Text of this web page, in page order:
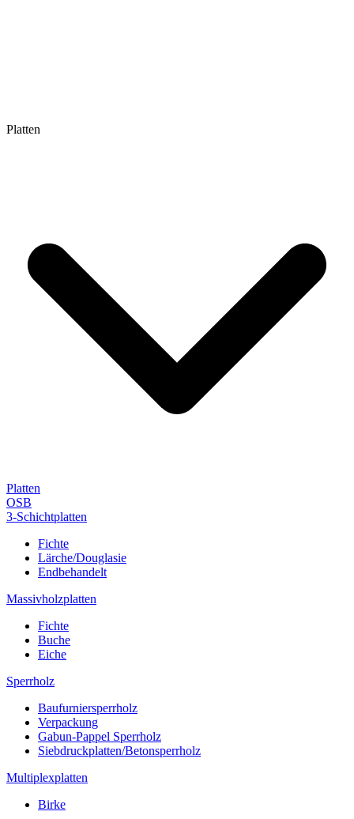
Platten
Platten
OSB
3-Schichtplatten
Fichte
Lärche/Douglasie
Endbehandelt
Massivholzplatten
Fichte
Buche
Eiche
Sperrholz
Baufurniersperrholz
Verpackung
Gabun-Pappel Sperrholz
Siebdruckplatten/Betonsperrholz
Multiplexplatten
Birke